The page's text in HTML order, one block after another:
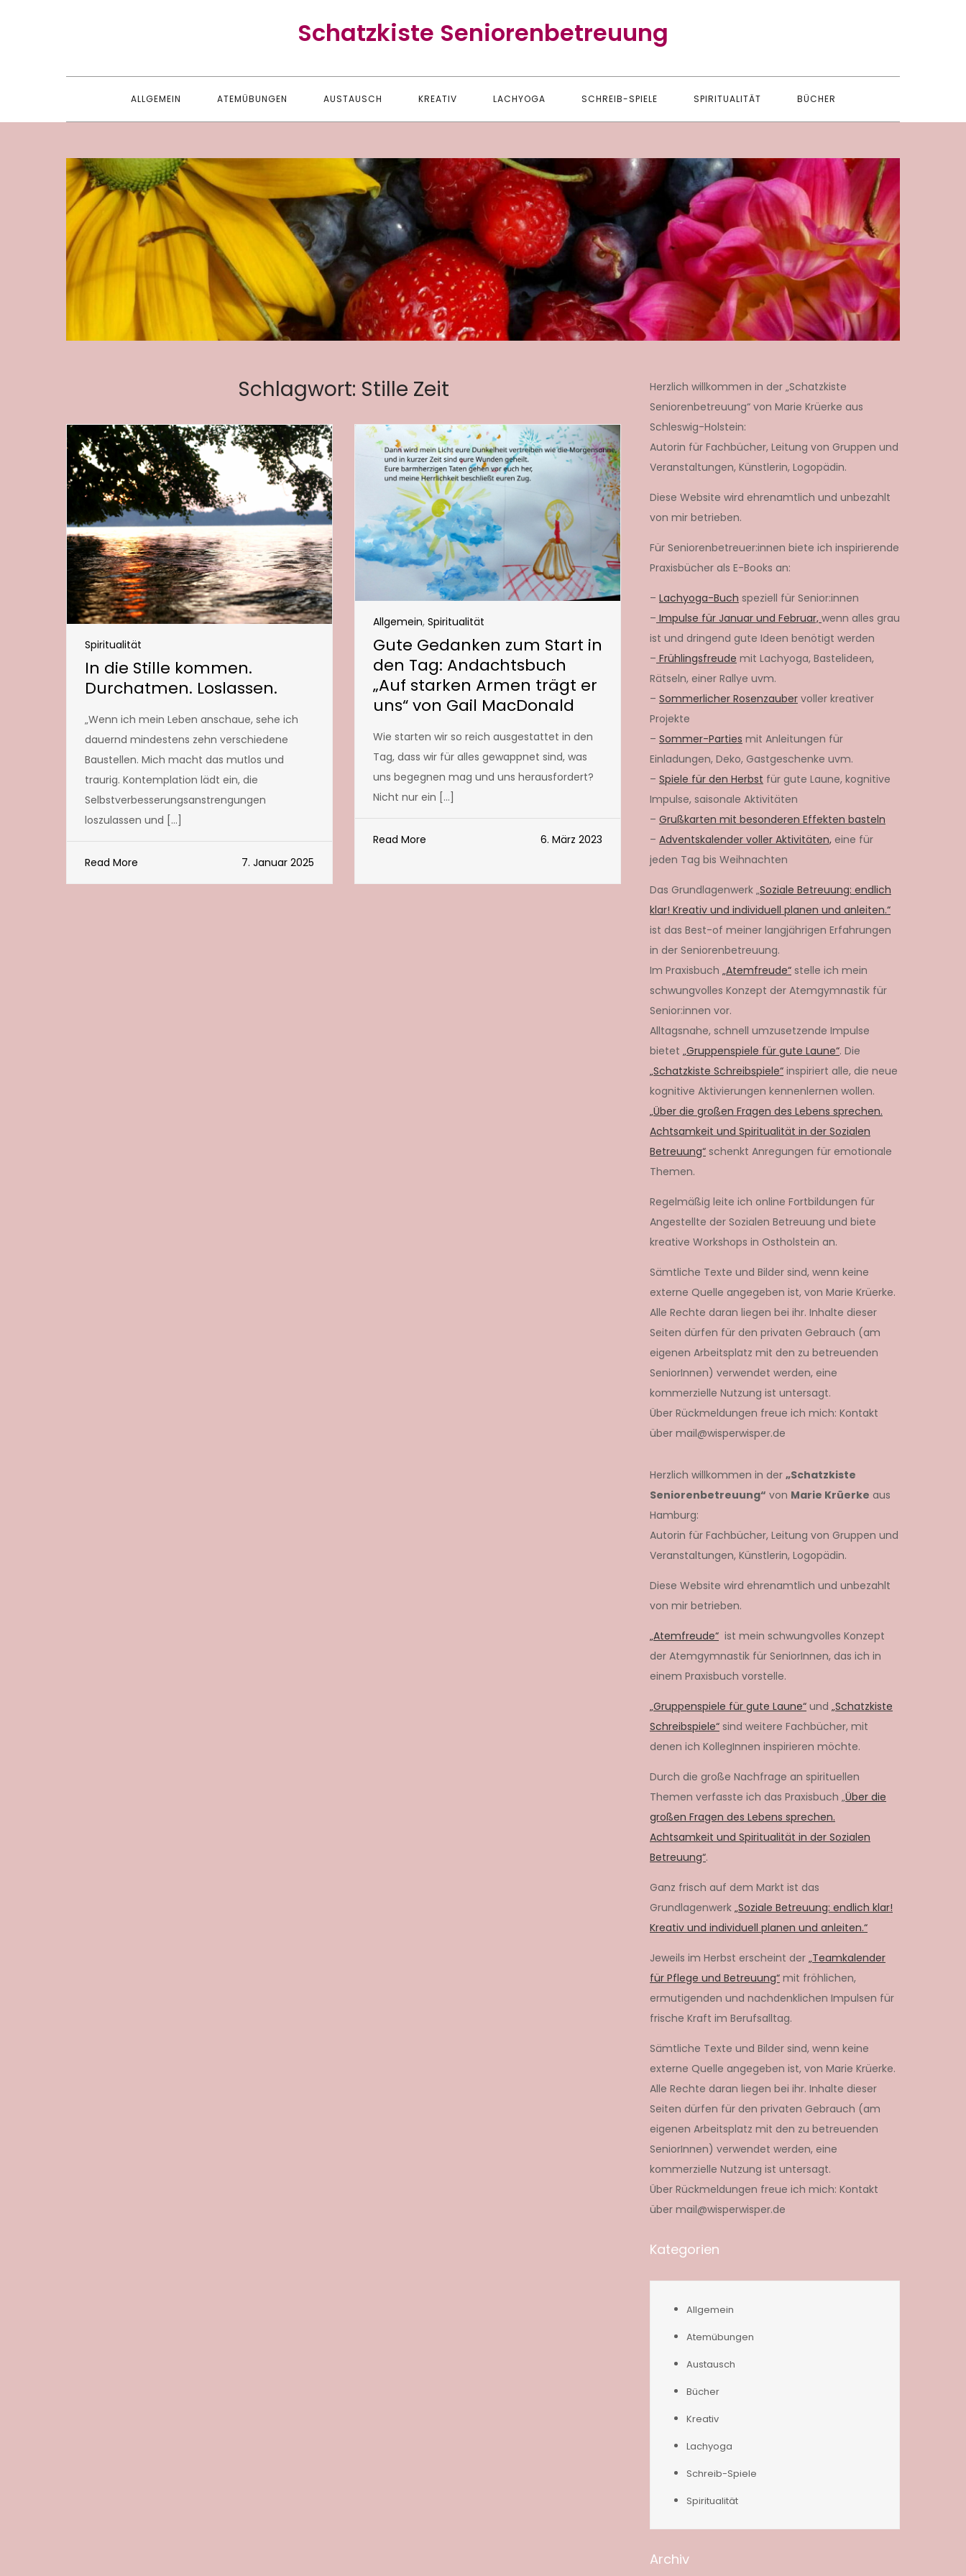
Schatzkiste Seniorenbetreuung
ALLGEMEIN ATEMÜBUNGEN AUSTAUSCH KREATIV LACHYOGA SCHREIB-SPIELE SPIRITUALITÄT BÜCHER
Schlagwort: Stille Zeit
Spiritualität
In die Stille kommen.
Durchatmen. Loslassen.
„Wenn ich mein Leben anschaue, sehe ich
dauernd mindestens zehn verschiedene
Baustellen. Mich macht das mutlos und
traurig. Kontemplation lädt ein, die
Selbstverbesserungsanstrengungen
loszulassen und […]
Read More 7. Januar 2025
Allgemein, Spiritualität
Gute Gedanken zum Start in
den Tag: Andachtsbuch
„Auf starken Armen trägt er
uns“ von Gail MacDonald
Wie starten wir so reich ausgestattet in den
Tag, dass wir für alles gewappnet sind, was
uns begegnen mag und uns herausfordert?
Nicht nur ein […]
Read More 6. März 2023
Herzlich willkommen in der „Schatzkiste
Seniorenbetreuung“ von Marie Krüerke aus
Schleswig-Holstein:
Autorin für Fachbücher, Leitung von Gruppen und
Veranstaltungen, Künstlerin, Logopädin.
Diese Website wird ehrenamtlich und unbezahlt
von mir betrieben.
Für Seniorenbetreuer:innen biete ich inspirierende
Praxisbücher als E-Books an:
– Lachyoga-Buch speziell für Senior:innen
– Impulse für Januar und Februar, wenn alles grau
ist und dringend gute Ideen benötigt werden
– Frühlingsfreude mit Lachyoga, Bastelideen,
Rätseln, einer Rallye uvm.
– Sommerlicher Rosenzauber voller kreativer
Projekte
– Sommer-Parties mit Anleitungen für
Einladungen, Deko, Gastgeschenke uvm.
– Spiele für den Herbst für gute Laune, kognitive
Impulse, saisonale Aktivitäten
– Grußkarten mit besonderen Effekten basteln
– Adventskalender voller Aktivitäten, eine für
jeden Tag bis Weihnachten
Das Grundlagenwerk „Soziale Betreuung: endlich
klar! Kreativ und individuell planen und anleiten.“
ist das Best-of meiner langjährigen Erfahrungen
in der Seniorenbetreuung.
Im Praxisbuch „Atemfreude“ stelle ich mein
schwungvolles Konzept der Atemgymnastik für
Senior:innen vor.
Alltagsnahe, schnell umzusetzende Impulse
bietet „Gruppenspiele für gute Laune“. Die
„Schatzkiste Schreibspiele“ inspiriert alle, die neue
kognitive Aktivierungen kennenlernen wollen.
„Über die großen Fragen des Lebens sprechen.
Achtsamkeit und Spiritualität in der Sozialen
Betreuung“ schenkt Anregungen für emotionale
Themen.
Regelmäßig leite ich online Fortbildungen für
Angestellte der Sozialen Betreuung und biete
kreative Workshops in Ostholstein an.
Sämtliche Texte und Bilder sind, wenn keine
externe Quelle angegeben ist, von Marie Krüerke.
Alle Rechte daran liegen bei ihr. Inhalte dieser
Seiten dürfen für den privaten Gebrauch (am
eigenen Arbeitsplatz mit den zu betreuenden
SeniorInnen) verwendet werden, eine
kommerzielle Nutzung ist untersagt.
Über Rückmeldungen freue ich mich: Kontakt
über mail@wisperwisper.de
Herzlich willkommen in der „Schatzkiste
Seniorenbetreuung“ von Marie Krüerke aus
Hamburg:
Autorin für Fachbücher, Leitung von Gruppen und
Veranstaltungen, Künstlerin, Logopädin.
Diese Website wird ehrenamtlich und unbezahlt
von mir betrieben.
„Atemfreude“ ist mein schwungvolles Konzept
der Atemgymnastik für SeniorInnen, das ich in
einem Praxisbuch vorstelle.
„Gruppenspiele für gute Laune“ und „Schatzkiste
Schreibspiele“ sind weitere Fachbücher, mit
denen ich KollegInnen inspirieren möchte.
Durch die große Nachfrage an spirituellen
Themen verfasste ich das Praxisbuch „Über die
großen Fragen des Lebens sprechen.
Achtsamkeit und Spiritualität in der Sozialen
Betreuung“.
Ganz frisch auf dem Markt ist das
Grundlagenwerk „Soziale Betreuung: endlich klar!
Kreativ und individuell planen und anleiten.“
Jeweils im Herbst erscheint der „Teamkalender
für Pflege und Betreuung“ mit fröhlichen,
ermutigenden und nachdenklichen Impulsen für
frische Kraft im Berufsalltag.
Sämtliche Texte und Bilder sind, wenn keine
externe Quelle angegeben ist, von Marie Krüerke.
Alle Rechte daran liegen bei ihr. Inhalte dieser
Seiten dürfen für den privaten Gebrauch (am
eigenen Arbeitsplatz mit den zu betreuenden
SeniorInnen) verwendet werden, eine
kommerzielle Nutzung ist untersagt.
Über Rückmeldungen freue ich mich: Kontakt
über mail@wisperwisper.de
Kategorien
Allgemein
Atemübungen
Austausch
Bücher
Kreativ
Lachyoga
Schreib-Spiele
Spiritualität
Archiv